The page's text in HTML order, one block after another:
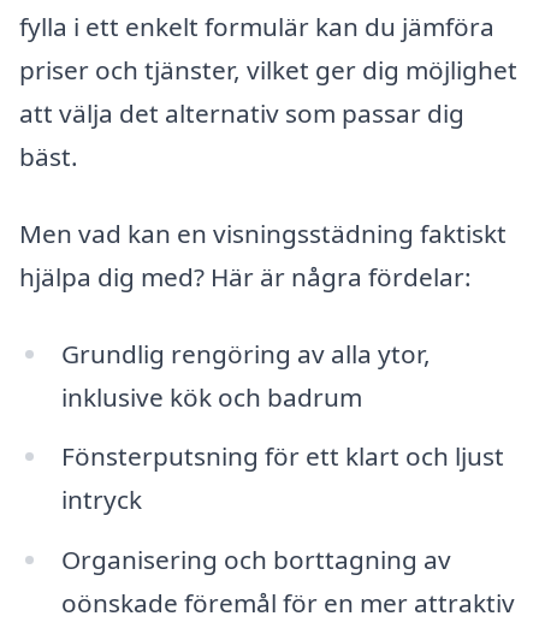
fylla i ett enkelt formulär kan du jämföra
priser och tjänster, vilket ger dig möjlighet
att välja det alternativ som passar dig
bäst.
Men vad kan en visningsstädning faktiskt
hjälpa dig med? Här är några fördelar:
Grundlig rengöring av alla ytor,
inklusive kök och badrum
Fönsterputsning för ett klart och ljust
intryck
Organisering och borttagning av
oönskade föremål för en mer attraktiv